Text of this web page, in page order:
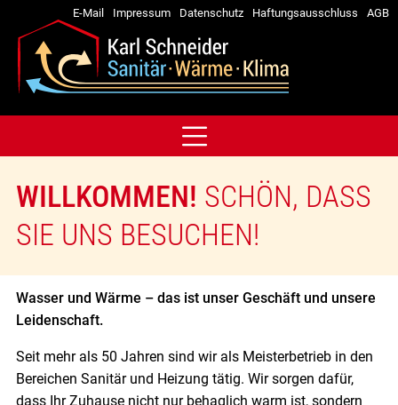
E-Mail Impressum Datenschutz Haftungsausschluss AGB
WILLKOMMEN! SCHÖN, DASS
SIE UNS BESUCHEN!
Wasser und Wärme – das ist unser Geschäft und unsere
Leidenschaft.
Seit mehr als 50 Jahren sind wir als Meisterbetrieb in den
Bereichen Sanitär und Heizung tätig. Wir sorgen dafür,
dass Ihr Zuhause nicht nur behaglich warm ist, sondern